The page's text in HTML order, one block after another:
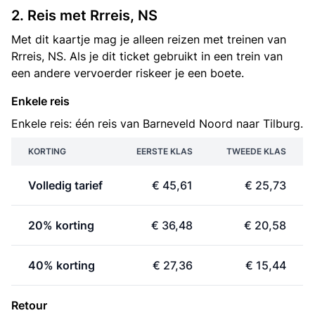
2. Reis met Rrreis, NS
Met dit kaartje mag je alleen reizen met treinen van
Rrreis, NS. Als je dit ticket gebruikt in een trein van
een andere vervoerder riskeer je een boete.
Enkele reis
Enkele reis: één reis van Barneveld Noord naar Tilburg.
KORTING EERSTE KLAS TWEEDE KLAS
Volledig tarief € 45,61 € 25,73
20% korting € 36,48 € 20,58
40% korting € 27,36 € 15,44
Retour